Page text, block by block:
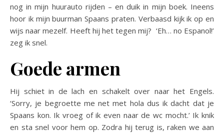
nog in mijn huurauto rijden – en duik in mijn boek. Ineens
hoor ik mijn buurman Spaans praten. Verbaasd kijk ik op en
wijs naar mezelf. Heeft hij het tegen mij? ‘Eh… no Espanol!’
zeg ik snel.
Goede armen
Hij schiet in de lach en schakelt over naar het Engels.
‘Sorry, je begroette me net met hola dus ik dacht dat je
Spaans kon. Ik vroeg of ik even naar de wc mocht.’ Ik knik
en sta snel voor hem op. Zodra hij terug is, raken we aan